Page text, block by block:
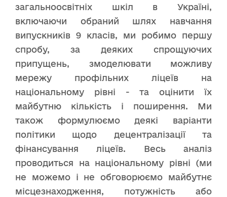
загальноосвітніх шкіл в Україні,
включаючи обраний шлях навчання
випускників 9 класів, ми робимо першу
спробу, за деяких спрощуючих
припущень, змоделювати можливу
мережу профільних ліцеїв на
національному рівні - та оцінити їх
майбутню кількість і поширення. Ми
також формулюємо деякі варіанти
політики щодо децентралізації та
фінансування ліцеїв. Весь аналіз
проводиться на національному рівні (ми
не можемо і не обговорюємо майбутнє
місцезнаходження, потужність або